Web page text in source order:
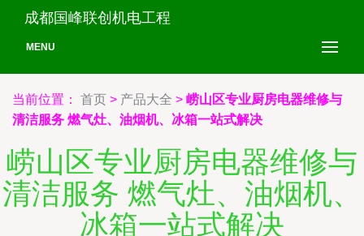
成都国峰联创机电工程
MENU
当前位置： 首页 > 产品大全 > 崂山区专业厨房电器维修与
清洁服务 燃气灶、油烟机、冰箱一站式解决
崂山区专业厨房电器维修与
清洁服务 燃气灶、油烟机、
冰箱一站式解决